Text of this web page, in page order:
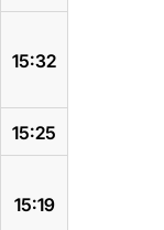
15:32
15:25
15:19